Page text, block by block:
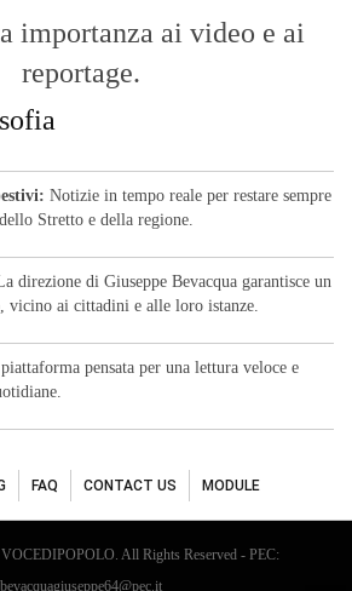
importanza ai video e ai
reportage.
Notizie in tempo reale per restare sempre
Stretto e della regione.
direzione di Giuseppe Bevacqua garantisce un
vicino ai cittadini e alle loro istanze.
pensata per una lettura veloce e
FAQ CONTACT US MODULE
All Rights Reserved - PEC:
bevacquagiuseppe64@pec.it